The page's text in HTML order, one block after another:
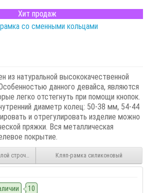
Хит продаж
из натуральной высококачественной
данного девайса, являются
легко отстегнуть при помощи кнопок.
диаметр колец: 50-38 мм, 54-44
и отрегулировать изделие можно
пряжки. Вся металлическая
покрытие.
строчкой Кляп-рамка силиконовый
10